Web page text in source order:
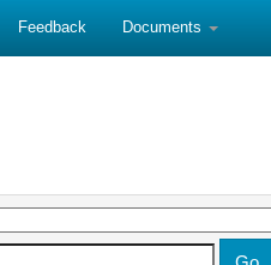
Feedback Documents